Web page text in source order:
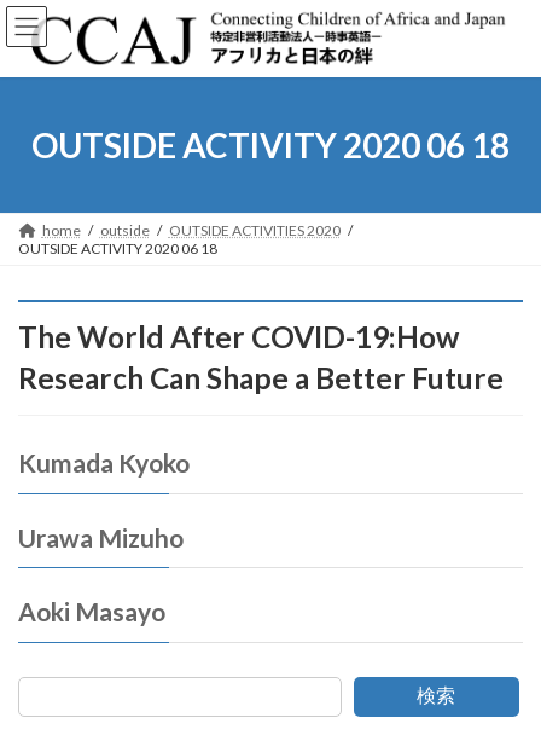
コ
ン
ン
ナ
ビ
ー
OUTSIDE ACTIVITY 2020 06 18
home outside
OUTSIDE ACTIVITIES 2020
OUTSIDE ACTIVITY 2020 06 18
The World After COVID-19:How
Research Can Shape a Better Future
Kumada Kyoko
Urawa Mizuho
Aoki Masayo
検索